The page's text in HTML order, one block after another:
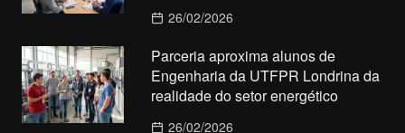
26/02/2026
Parceria aproxima alunos de
Engenharia da UTFPR Londrina da
realidade do setor energético
26/02/2026